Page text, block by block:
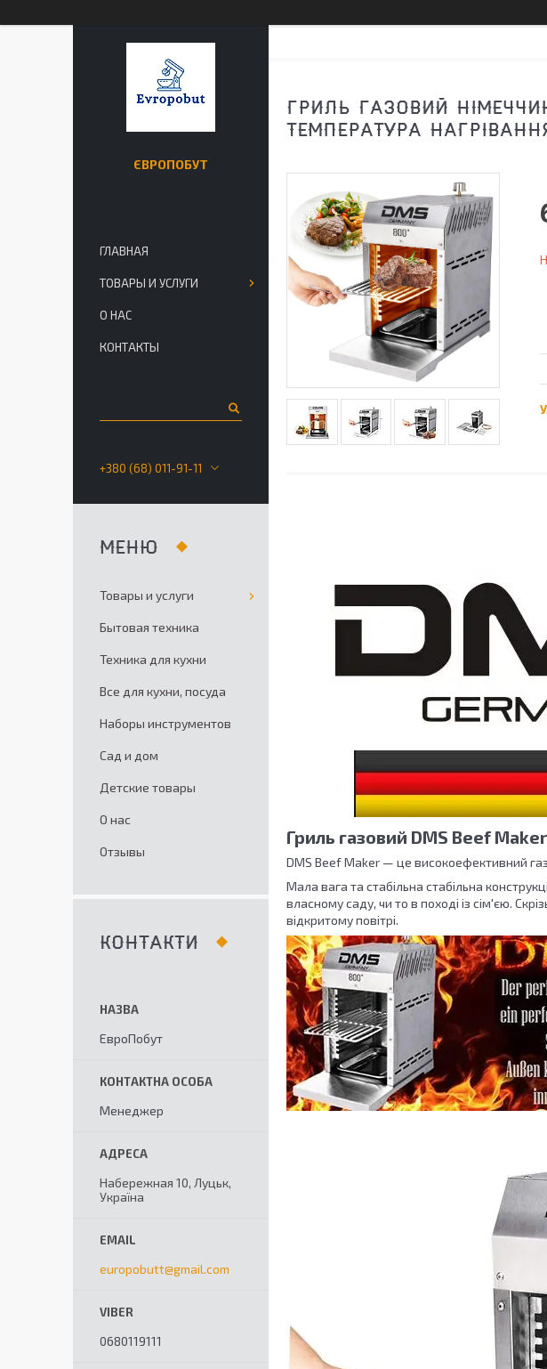
ГРИЛЬ ГАЗОВИЙ
ТЕМПЕРАТУРА
Гриль газовий DMS Beef
DMS Beef Maker — це високоефективний
Мала вага та стабільна стабільна
власному саду, чи то в поході із сім'єю.
відкритому повітрі.
ЄВРОПОБУТ
ГЛАВНАЯ
ТОВАРЫ И УСЛУГИ
О НАС
КОНТАКТЫ
+380 (68) 011-91-11
Товары и услуги
Бытовая техника
Техника для кухни
Все для кухни, посуда
Наборы инструментов
Сад и дом
Детские товары
О нас
Отзывы
КОНТАКТИ
ЕвроПобут
Менеджер
Набережная 10, Луцьк,
Україна
europobutt@gmail.com
0680119111